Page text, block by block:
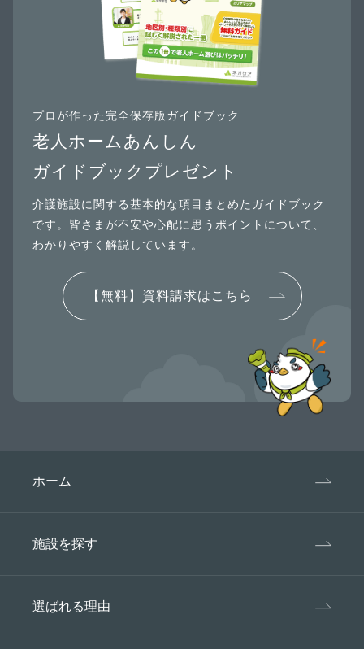
プロが作った完全保存版ガイドブック
老人ホームあんしん
ガイドブックプレゼント
介護施設に関する基本的な項目まとめたガイドブック
です。皆さまが不安や心配に思うポイントについて、
わかりやすく解説しています。
【無料】資料請求はこちら
ホーム
施設を探す
選ばれる理由